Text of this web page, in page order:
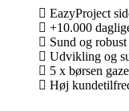
EazyProject
+10.000
Sund og
Udvikling og
5 x børsen
Høj